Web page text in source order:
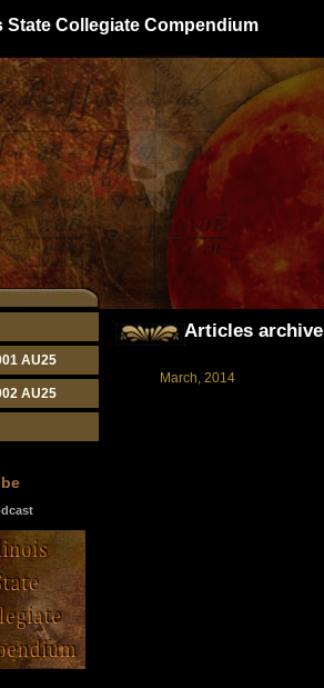
State Collegiate Compendium
AU25
AU25
Articles archive
March, 2014